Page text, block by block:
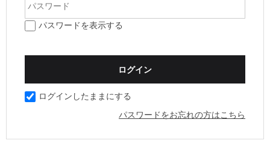
パスワードを表示する
ログインしたままにする
パスワードをお忘れの方はこちら